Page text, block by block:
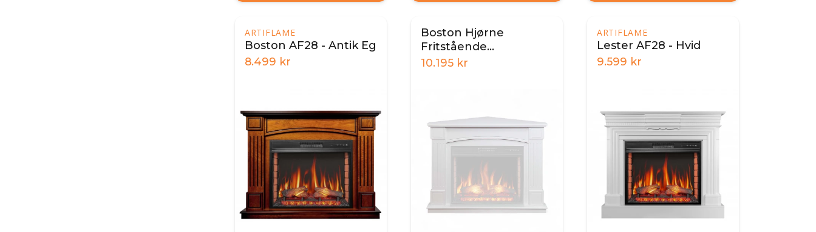
ARTIFLAME
Boston AF28 - Antik Eg
8.499 kr
Boston Hjørne
Fritstående
Pejseramme - Hvid
10.195 kr
ARTIFLAME
Lester AF28 - Hvid
9.599 kr